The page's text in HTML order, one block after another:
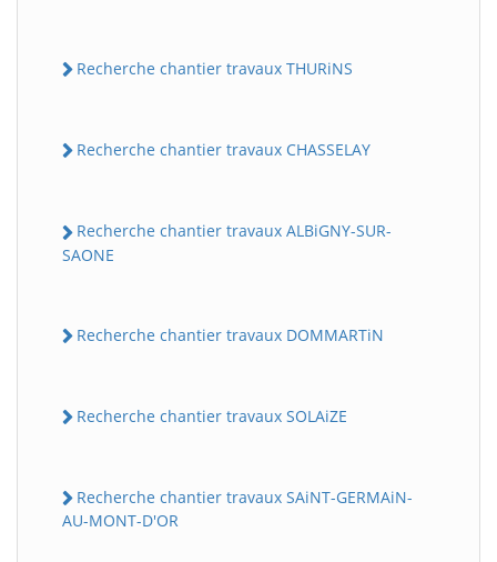
Recherche chantier travaux THURiNS
Recherche chantier travaux CHASSELAY
Recherche chantier travaux ALBiGNY-SUR-
SAONE
Recherche chantier travaux DOMMARTiN
Recherche chantier travaux SOLAiZE
Recherche chantier travaux SAiNT-GERMAiN-
AU-MONT-D'OR